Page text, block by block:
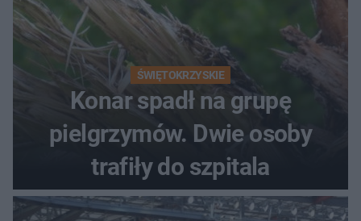
ŚWIĘTOKRZYSKIE
Konar spadł na grupę
pielgrzymów. Dwie osoby
trafiły do szpitala